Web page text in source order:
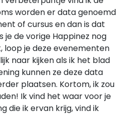
worden er data genoemd
of cursus en dan is dat
je de vorige Happinez nog
loop je deze evenementen
naar kijken als ik het blad
kunnen ze deze data
plaatsen. Kortom, ik zou
Ik vind het waar voor je
die ik ervan krijg, vind ik